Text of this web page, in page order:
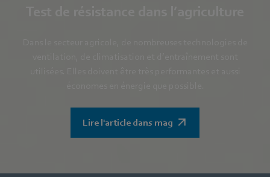
Lire l'article dans mag